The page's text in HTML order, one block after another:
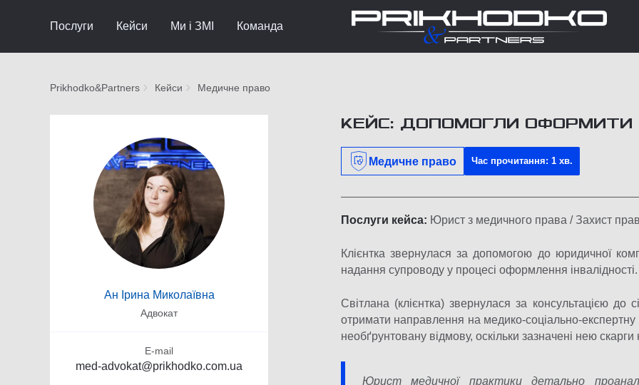
Послуги Кейси Ми і ЗМІ Команда
Prikhodko&Partners Кейси Медичне право
Ан Ірина Миколаївна
Адвокат
E-mail
med-advokat@prikhodko.com.ua
КЕЙС: ДОПОМОГЛИ ОФОРМИТИ
Медичне право Час прочитання: 1 хв.
Послуги кейса: Юрист з медичного права / Захист
Клієнтка звернулася за допомогою до юридичної
надання супроводу у процесі оформлення інвалідності.
Світлана (клієнтка) звернулася за консультацією до
отримати направлення на медико-соціально-
необґрунтовану відмову, оскільки зазначені нею скарги
Юрист медичної практики детально